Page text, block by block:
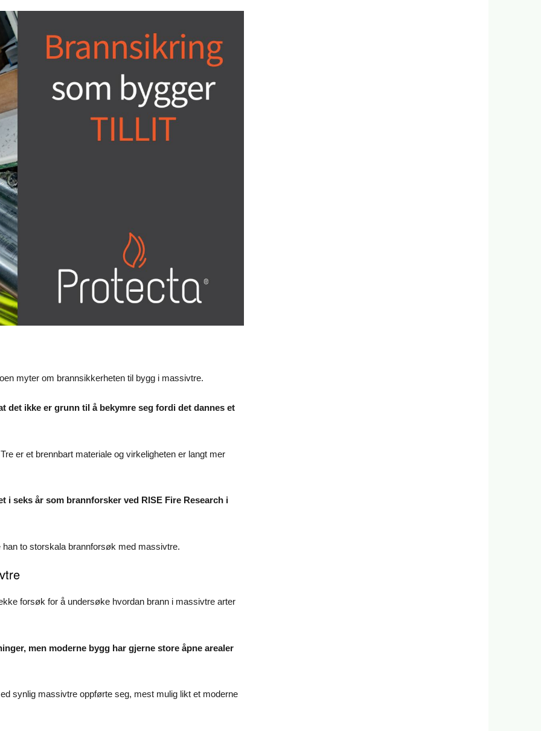
myter om brannsikkerheten til bygg i massivtre.
det ikke er grunn til å bekymre seg fordi det dannes et
er et brennbart materiale og virkeligheten er langt mer
i seks år som brannforsker ved RISE Fire Research i
to storskala brannforsøk med massivtre.
forsøk for å undersøke hvordan brann i massivtre arter
men moderne bygg har gjerne store åpne arealer
synlig massivtre oppførte seg, mest mulig likt et moderne